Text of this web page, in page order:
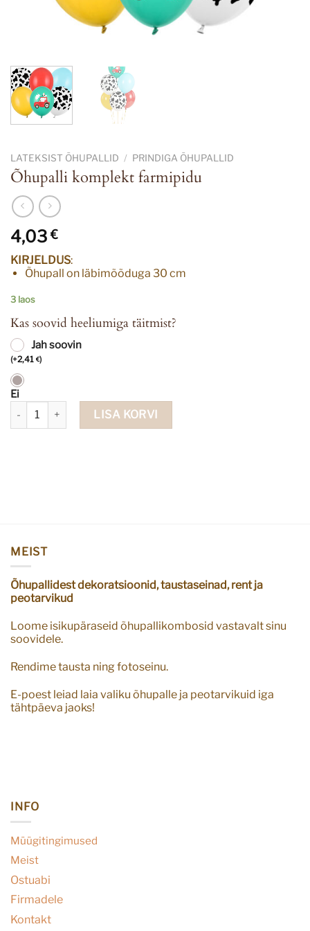
LATEKSIST ÕHUPALLID / PRINDIGA ÕHUPALLID
Õhupalli komplekt farmipidu
4,03€
KIRJELDUS:
Õhupall on läbimõõduga 30 cm
3 laos
Kas soovid heeliumiga täitmist?
Jah soovin
(+2,41 €)
Ei
Õhupalli komplekt farmipidu kogus
LISA KORVI
MEIST
Õhupallidest dekoratsioonid, taustaseinad, rent ja
peotarvikud
Loome isikupäraseid õhupallikombosid vastavalt sinu
soovidele.
Rendime tausta ning fotoseinu.
E-poest leiad laia valiku õhupalle ja peotarvikuid iga
tähtpäeva jaoks!
INFO
Müügitingimused
Meist
Ostuabi
Firmadele
Kontakt